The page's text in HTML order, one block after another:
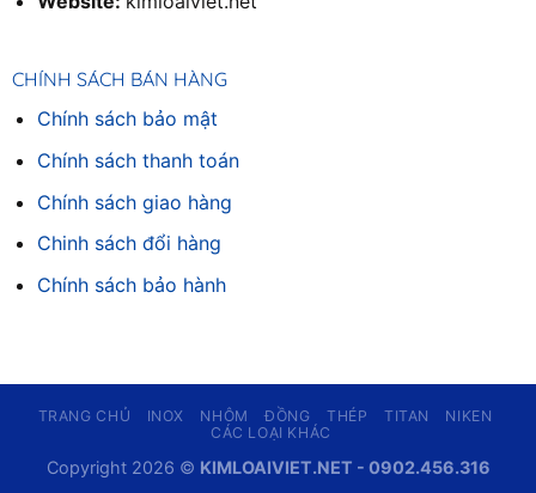
CHÍNH SÁCH BÁN HÀNG
Chính sách bảo mật
Chính sách thanh toán
Chính sách giao hàng
Chinh sách đổi hàng
Chính sách bảo hành
TRANG CHỦ INOX NHÔM ĐỒNG THÉP TITAN
NIKEN
CÁC LOẠI KHÁC
Copyright 2026 © KIMLOAIVIET.NET - 0902.456.316